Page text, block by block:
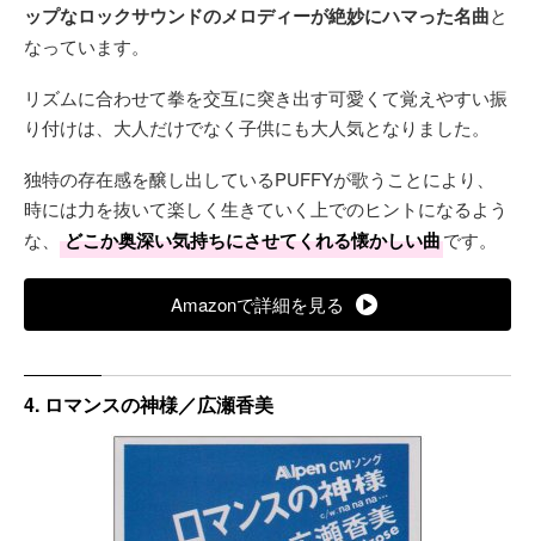
ップなロックサウンドのメロディーが絶妙にハマった名曲と
なっています。
リズムに合わせて拳を交互に突き出す可愛くて覚えやすい振
り付けは、大人だけでなく子供にも大人気となりました。
独特の存在感を醸し出しているPUFFYが歌うことにより、
時には力を抜いて楽しく生きていく上でのヒントになるよう
な、
どこか奥深い気持ちにさせてくれる懐かしい曲です。
Amazonで詳細を見る
4. ロマンスの神様／広瀬香美